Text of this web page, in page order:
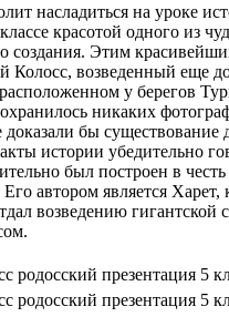
насладиться на уроке
красотой одного из
создания. Этим
Колосс, возведенный еще
у берегов
никаких
доказали бы существование
истории убедительно
был построен в
автором является Харет,
возведению гигантской